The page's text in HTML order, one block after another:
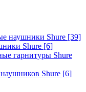
наушники Shure [39]
Shure [6]
гарнитуры Shure
Shure [6]